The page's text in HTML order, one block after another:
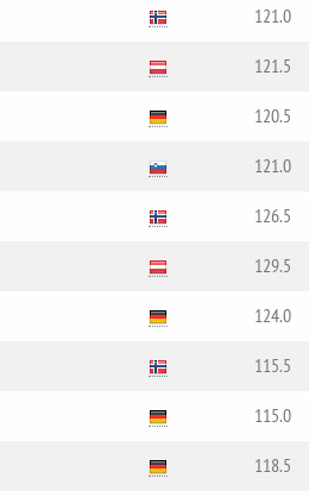
121.0
121.5
120.5
121.0
126.5
129.5
124.0
115.5
115.0
118.5